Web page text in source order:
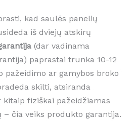
kad saulės panelių
iš dviejų atskirų
(dar vadinama
paprastai trunka 10-12
pažeidimo ar gamybos broko
skilti, atsiranda
kitaip fiziškai pažeidžiamas
– čia veiks produkto garantija.